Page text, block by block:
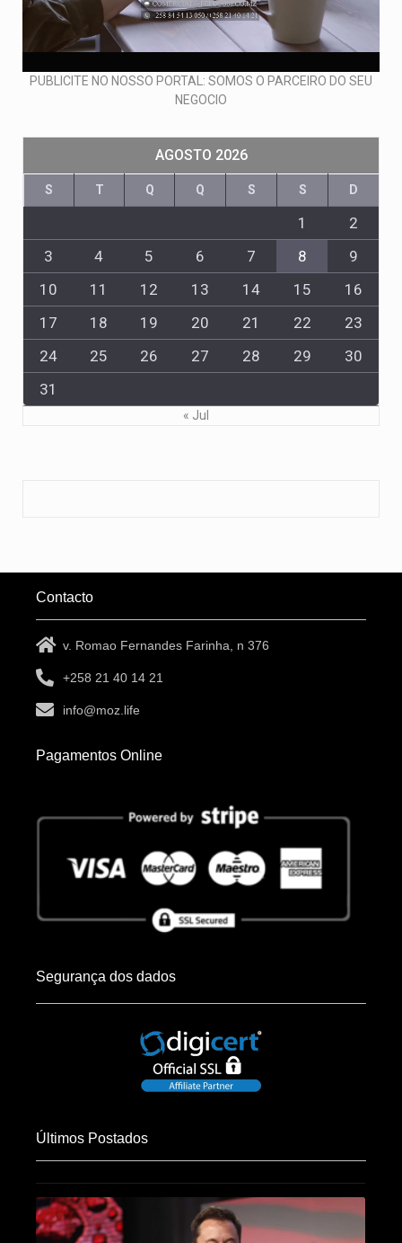
PUBLICITE NO NOSSO PORTAL: SOMOS O PARCEIRO DO SEU
NEGOCIO
AGOSTO 2026
S T Q Q S S D
1
2
3
4 5 6 7 8
9
10
11 12 13 14 15
16
17
18 19 20 21 22
23
24
25 26 27 28 29
30
31
« Jul
Contacto
v. Romao Fernandes Farinha, n 376
+258 21 40 14 21
info@moz.life
Pagamentos Online
Segurança dos dados
Últimos Postados